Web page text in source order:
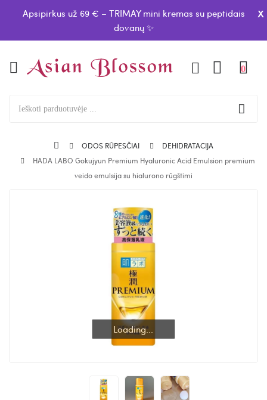
Apsipirkus už 69 € – TRIMAY mini kremas su peptidais
dovanų ✨
x
0
ODOS RŪPESČIAI
DEHIDRATACIJA
HADA LABO Gokujyun Premium Hyaluronic Acid Emulsion premium
veido emulsija su hialurono rūgštimi
Loading...
Loading...